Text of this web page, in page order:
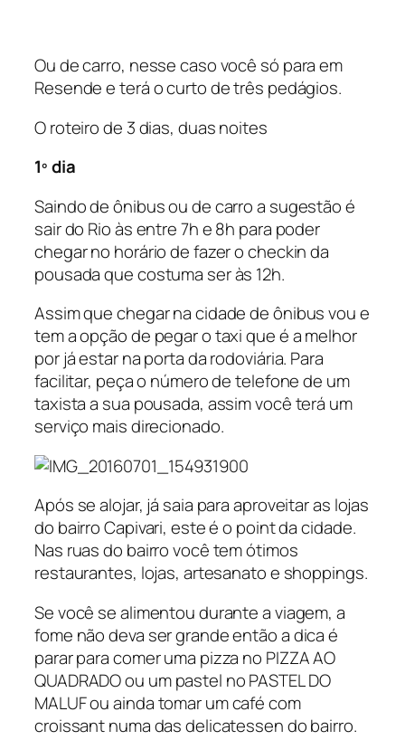
Ou de carro, nesse caso você só para em
Resende e terá o curto de três pedágios.
O roteiro de 3 dias, duas noites
1º dia
Saindo de ônibus ou de carro a sugestão é
sair do Rio às entre 7h e 8h para poder
chegar no horário de fazer o checkin da
pousada que costuma ser às 12h.
Assim que chegar na cidade de ônibus vou e
tem a opção de pegar o taxi que é a melhor
por já estar na porta da rodoviária. Para
facilitar, peça o número de telefone de um
taxista a sua pousada, assim você terá um
serviço mais direcionado.
Após se alojar, já saia para aproveitar as lojas
do bairro Capivari, este é o point da cidade.
Nas ruas do bairro você tem ótimos
restaurantes, lojas, artesanato e shoppings.
Se você se alimentou durante a viagem, a
fome não deva ser grande então a dica é
parar para comer uma pizza no PIZZA AO
QUADRADO ou um pastel no PASTEL DO
MALUF ou ainda tomar um café com
croissant numa das delicatessen do bairro.